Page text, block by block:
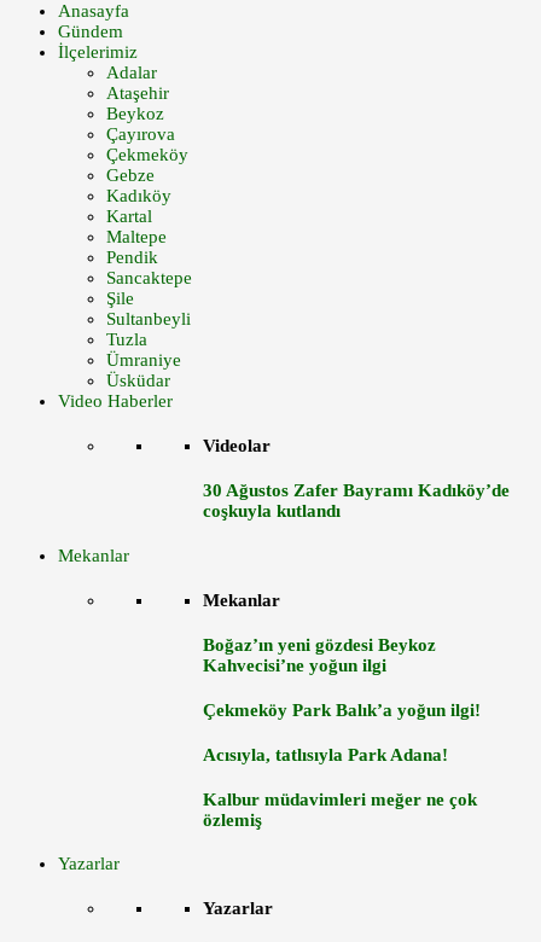
Anasayfa
Gündem
İlçelerimiz
Adalar
Ataşehir
Beykoz
Çayırova
Çekmeköy
Gebze
Kadıköy
Kartal
Maltepe
Pendik
Sancaktepe
Şile
Sultanbeyli
Tuzla
Ümraniye
Üsküdar
Video Haberler
Videolar
30 Ağustos Zafer Bayramı Kadıköy’de
coşkuyla kutlandı
Mekanlar
Mekanlar
Boğaz’ın yeni gözdesi Beykoz
Kahvecisi’ne yoğun ilgi
Çekmeköy Park Balık’a yoğun ilgi!
Acısıyla, tatlısıyla Park Adana!
Kalbur müdavimleri meğer ne çok
özlemiş
Yazarlar
Yazarlar